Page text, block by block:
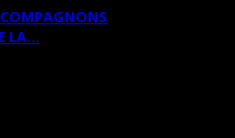
LA...